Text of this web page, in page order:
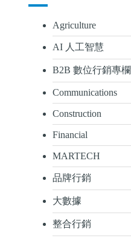
Agriculture
AI 人工智慧
B2B 數位行銷專欄
Communications
Construction
Financial
MARTECH
品牌行銷
大數據
整合行銷